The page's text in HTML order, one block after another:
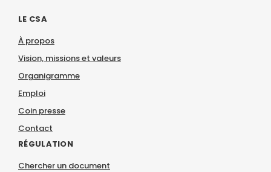
LE CSA
À propos
Vision, missions et valeurs
Organigramme
Emploi
Coin presse
Contact
RÉGULATION
Chercher un document